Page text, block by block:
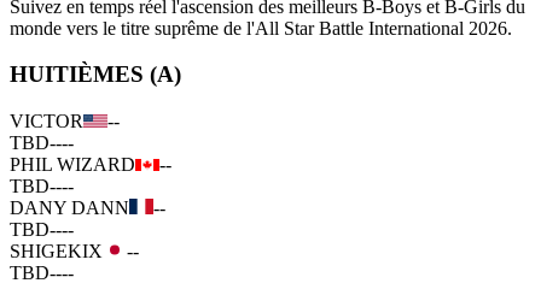
Suivez en temps réel l'ascension des meilleurs B-Boys et B-Girls du
monde vers le titre suprême de l'All Star Battle International 2026.
HUITIÈMES (A)
VICTOR
--
TBD----
PHIL WIZARD
--
TBD----
DANY DANN
--
TBD----
SHIGEKIX
--
TBD----